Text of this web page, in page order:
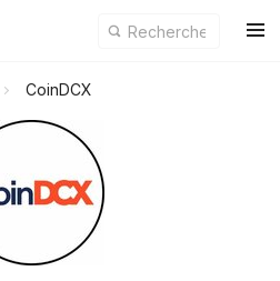
CoinDCX